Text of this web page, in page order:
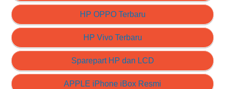
HP OPPO Terbaru
HP Vivo Terbaru
Sparepart HP dan LCD
APPLE iPhone iBox Resmi